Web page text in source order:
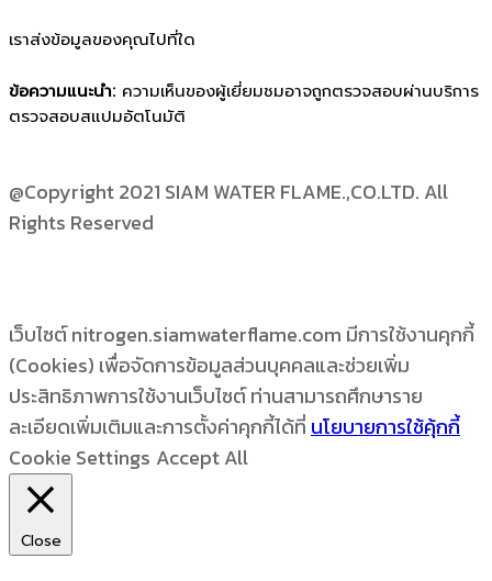
เราส่งข้อมูลของคุณไปที่ใด
ข้อความแนะนำ: ความเห็นของผู้เยี่ยมชมอาจถูกตรวจสอบผ่านบริการ
ตรวจสอบสแปมอัตโนมัติ
@Copyright 2021 SIAM WATER FLAME.,CO.LTD. All
Rights Reserved
เว็บไซต์ nitrogen.siamwaterflame.com มีการใช้งานคุกกี้
(Cookies) เพื่อจัดการข้อมูลส่วนบุคคลและช่วยเพิ่ม
ประสิทธิภาพการใช้งานเว็บไซต์ ท่านสามารถศึกษาราย
ละเอียดเพิ่มเติมและการตั้งค่าคุกกี้ได้ที่นโยบายการใช้คุ้กกี้
Cookie Settings Accept All
Close